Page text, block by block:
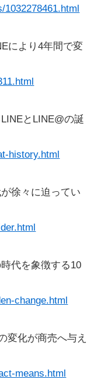
により4年間で変
とLINE@の誕
history.html
徐々に迫ってい
代を象徴する10
change.html
変化が商売へ与え
means.html